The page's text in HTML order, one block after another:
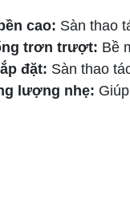
cao: Sàn thao
trơn trượt: Bề
đặt: Sàn thao
lượng nhẹ: